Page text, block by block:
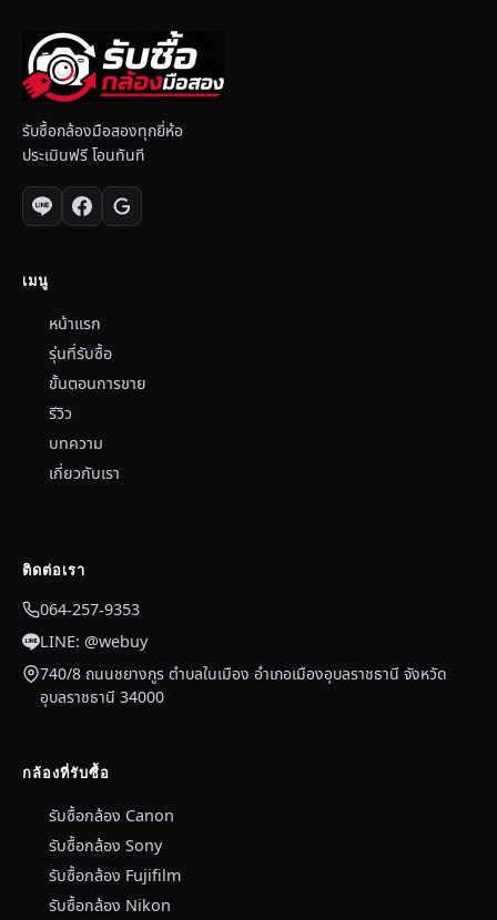
รับซื้อกล้องมือสองทุกยี่ห้อ
ประเมินฟรี โอนทันที
เมนู
หน้าแรก
รุ่นที่รับซื้อ
ขั้นตอนการขาย
รีวิว
บทความ
เกี่ยวกับเรา
ติดต่อเรา
064-257-9353
LINE: @webuy
740/8 ถนนชยางกูร ตำบลในเมือง อำเภอเมืองอุบลราชธานี จังหวัด
อุบลราชธานี 34000
กล้องที่รับซื้อ
รับซื้อกล้อง Canon
รับซื้อกล้อง Sony
รับซื้อกล้อง Fujifilm
รับซื้อกล้อง Nikon